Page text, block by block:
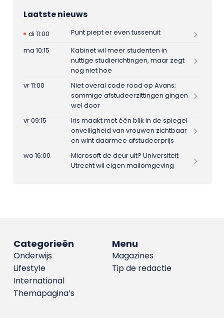
Laatste nieuws
di 11:00
Punt piept er even tussenuit
ma 10:15
Kabinet wil meer studenten in
nuttige studierichtingen, maar zegt
nog niet hoe
vr 11:00
Niet overal code rood op Avans:
sommige afstudeerzittingen gingen
wel door
vr 09:15
Iris maakt met één blik in de spiegel
onveiligheid van vrouwen zichtbaar
en wint daarmee afstudeerprijs
wo 16:00
Microsoft de deur uit? Universiteit
Utrecht wil eigen mailomgeving
Menu
Magazines
Tip de redactie
Categorieën
Onderwijs
Lifestyle
International
Themapagina’s